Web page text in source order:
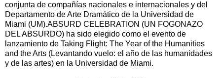
conjunta de compañías nacionales e internacionales y del
Departamento de Arte Dramático de la Universidad de
Miami (UM).ABSURD CELEBRATION (UN FOGONAZO
DEL ABSURDO) ha sido elegido como el evento de
lanzamiento de Taking Flight: The Year of the Humanities
and the Arts (Levantando vuelo: el año de las humanidades
y de las artes) en la Universidad de Miami.